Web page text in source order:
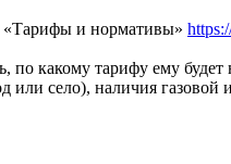
«Тарифы и нормативы»
тарифу ему будет
село), наличия